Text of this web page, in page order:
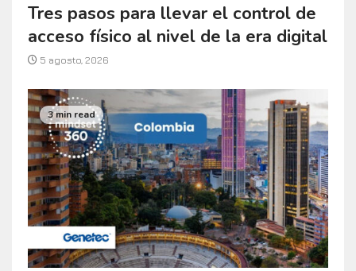
Tres pasos para llevar el control de
acceso físico al nivel de la era digital
5 agosto, 2026
3 min read